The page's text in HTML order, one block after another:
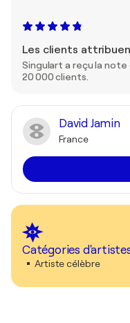
Les clients
Singulart a reçu la
20 000 clients.
David Jamin
France
Catégories
Artiste célèbre